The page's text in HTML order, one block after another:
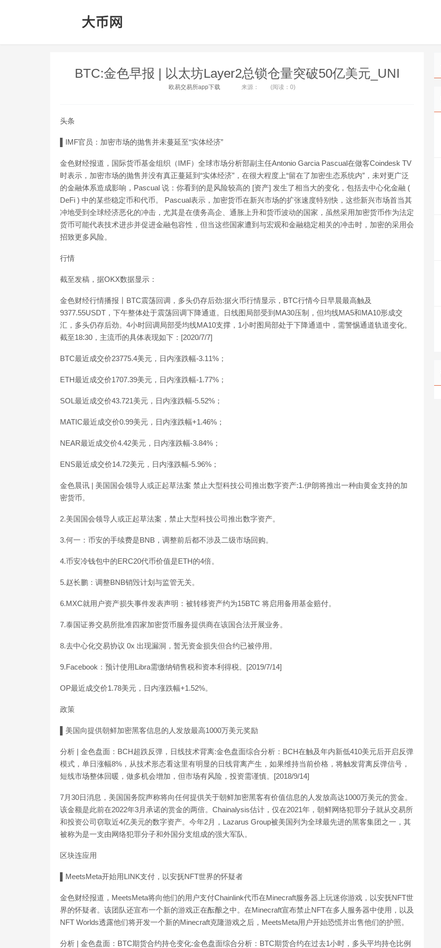
BTC:金色早报 | 以太坊Layer2总锁仓量突破50亿美元_UNI
欧易交易所app下载 来源： (阅读：0)
头条
▌IMF官员：加密市场的抛售并未蔓延至“实体经济”
金色财经报道，国际货币基金组织（IMF）全球市场分析部副主任Antonio Garcia Pascual在做客Coindesk TV
时表示，加密市场的抛售并没有真正蔓延到“实体经济”，在很大程度上“留在了加密生态系统内”，未对更广泛
的金融体系造成影响，Pascual 说：你看到的是风险较高的 [资产] 发生了相当大的变化，包括去中心化金融 (
DeFi ) 中的某些稳定币和代币。 Pascual表示，加密货币在新兴市场的扩张速度特别快，这些新兴市场首当其
冲地受到全球经济恶化的冲击，尤其是在债务高企、通胀上升和货币波动的国家，虽然采用加密货币作为法定
货币可能代表技术进步并促进金融包容性，但当这些国家遭到与宏观和金融稳定相关的冲击时，加密的采用会
招致更多风险。
行情
截至发稿，据OKX数据显示：
金色财经行情播报丨BTC震荡回调，多头仍存后劲:据火币行情显示，BTC行情今日早晨最高触及
9377.55USDT，下午整体处于震荡回调下降通道。日线图局部受到MA30压制，但均线MA5和MA10形成交
汇，多头仍存后劲。4小时回调局部受均线MA10支撑，1小时图局部处于下降通道中，需警惕通道轨道变化。
截至18:30，主流币的具体表现如下：[2020/7/7]
BTC最近成交价23775.4美元，日内涨跌幅-3.11%；
ETH最近成交价1707.39美元，日内涨跌幅-1.77%；
SOL最近成交价43.721美元，日内涨跌幅-5.52%；
MATIC最近成交价0.99美元，日内涨跌幅+1.46%；
NEAR最近成交价4.42美元，日内涨跌幅-3.84%；
ENS最近成交价14.72美元，日内涨跌幅-5.96%；
金色晨讯 | 美国国会领导人或正起草法案 禁止大型科技公司推出数字资产:1.伊朗将推出一种由黄金支持的加
密货币。
2.美国国会领导人或正起草法案，禁止大型科技公司推出数字资产。
3.何一：币安的手续费是BNB，调整前后都不涉及二级市场回购。
4.币安冷钱包中的ERC20代币价值是ETH的4倍。
5.赵长鹏：调整BNB销毁计划与监管无关。
6.MXC就用户资产损失事件发表声明：被转移资产约为15BTC 将启用备用基金赔付。
7.泰国证券交易所批准四家加密货币服务提供商在该国合法开展业务。
8.去中心化交易协议 0x 出现漏洞，暂无资金损失但合约已被停用。
9.Facebook：预计使用Libra需缴纳销售税和资本利得税。[2019/7/14]
OP最近成交价1.78美元，日内涨跌幅+1.52%。
政策
▌美国向提供朝鲜加密黑客信息的人发放最高1000万美元奖励
分析 | 金色盘面：BCH超跌反弹，日线技术背离:金色盘面综合分析：BCH在触及年内新低410美元后开启反弹
模式，单日涨幅8%，从技术形态看这里有明显的日线背离产生，如果维持当前价格，将触发背离反弹信号，
短线市场整体回暖，做多机会增加，但市场有风险，投资需谨慎。[2018/9/14]
7月30日消息，美国国务院声称将向任何提供关于朝鲜加密黑客有价值信息的人发放高达1000万美元的赏金。
该金额是此前在2022年3月承诺的赏金的两倍。Chainalysis估计，仅在2021年，朝鲜网络犯罪分子就从交易所
和投资公司窃取近4亿美元的数字资产。今年2月，Lazarus Group被美国列为全球最先进的黑客集团之一，其
被称为是一支由网络犯罪分子和外国分支组成的强大军队。
区块连应用
▌MeetsMeta开始用LINK支付，以安抚NFT世界的怀疑者
金色财经报道，MeetsMeta将向他们的用户支付Chainlink代币在Minecraft服务器上玩迷你游戏，以安抚NFT世
界的怀疑者。该团队还宣布一个新的游戏正在酝酿之中。在Minecraft宣布禁止NFT在多人服务器中使用，以及
NFT Worlds透露他们将开发一个新的Minecraft克隆游戏之后，MeetsMeta用户开始恐慌并出售他们的护照。
分析 | 金色盘面：BTC期货合约持仓变化:金色盘面综合分析：BTC期货合约在过去1小时，多头平均持仓比例